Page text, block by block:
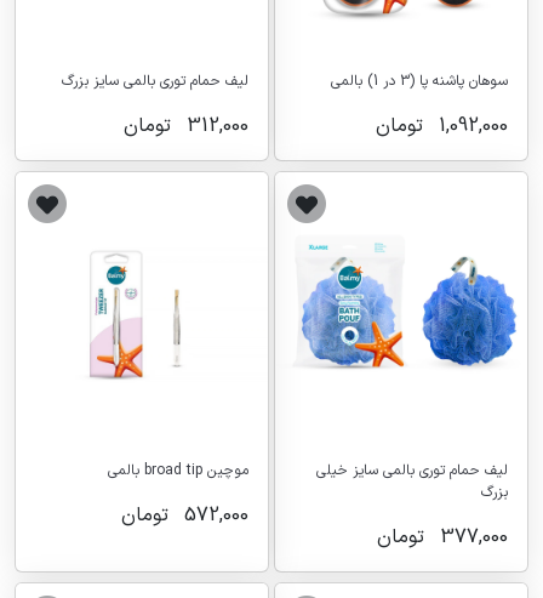
سوهان پاشنه پا (3 در 1) بالمی
1,092,000 تومان
لیف حمام توری بالمی سایز بزرگ
312,000 تومان
لیف حمام توری بالمی سایز خیلی
بزرگ
377,000 تومان
موچین broad tip بالمی
572,000 تومان